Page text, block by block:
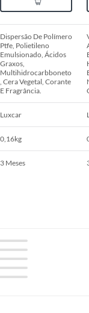
Dispersão De Polímero
Ptfe, Polietileno
Emulsionado, Ácidos
Graxos,
Multihidrocarbboneto
, Cera Vegetal, Corante
E Fragrância.
Luxcar
0,16kg
3 Meses